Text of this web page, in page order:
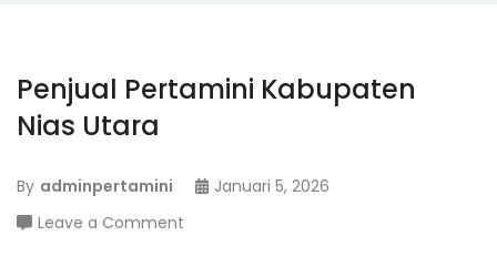
Penjual Pertamini Kabupaten
Nias Utara
By adminpertamini
Januari 5, 2026
Leave a Comment